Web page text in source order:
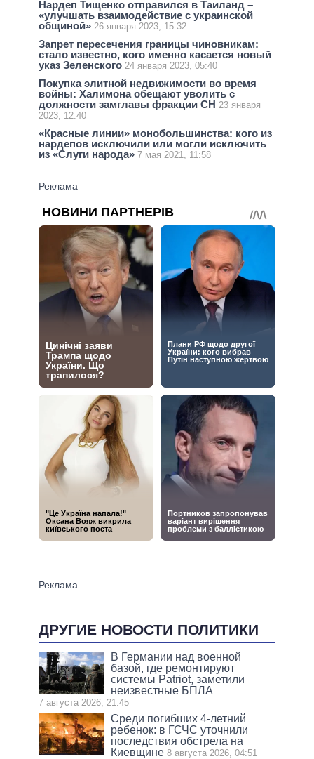
Нардеп Тищенко отправился в Таиланд –
«улучшать взаимодействие с украинской
общиной» 26 января 2023, 15:32
Запрет пересечения границы чиновникам:
стало известно, кого именно касается новый
указ Зеленского 24 января 2023, 05:40
Покупка элитной недвижимости во время
войны: Халимона обещают уволить с
должности замглавы фракции СН 23 января
2023, 12:40
«Красные линии» монобольшинства: кого из
нардепов исключили или могли исключить
из «Слуги народа» 7 мая 2021, 11:58
ДРУГИЕ НОВОСТИ ПОЛИТИКИ
В Германии над военной
базой, где ремонтируют
системы Patriot, заметили
неизвестные БПЛА
7 августа 2026, 21:45
Среди погибших 4-летний
ребенок: в ГСЧС уточнили
последствия обстрела на
Киевщине 8 августа 2026, 04:51